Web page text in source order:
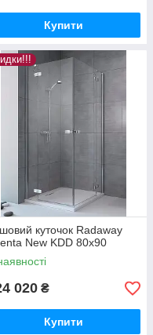
Купити
куточок Radaway
New KDD 80x90
020 ₴
Купити